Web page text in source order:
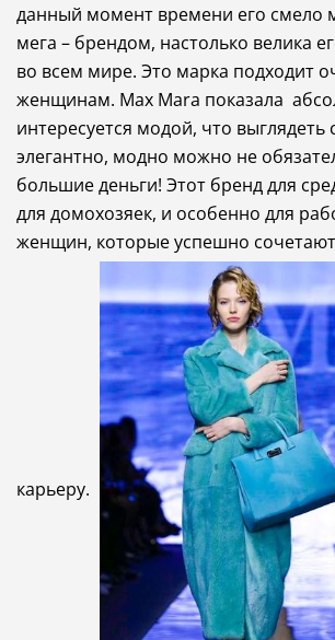
данный момент времени его смело
мега – брендом, настолько велика
во всем мире. Это марка подходит
женщинам. Max Mara показала
интересуется модой, что выглядеть
элегантно, модно можно не
большие деньги! Этот бренд для
для домохозяек, и особенно для
женщин, которые успешно
карьеру.